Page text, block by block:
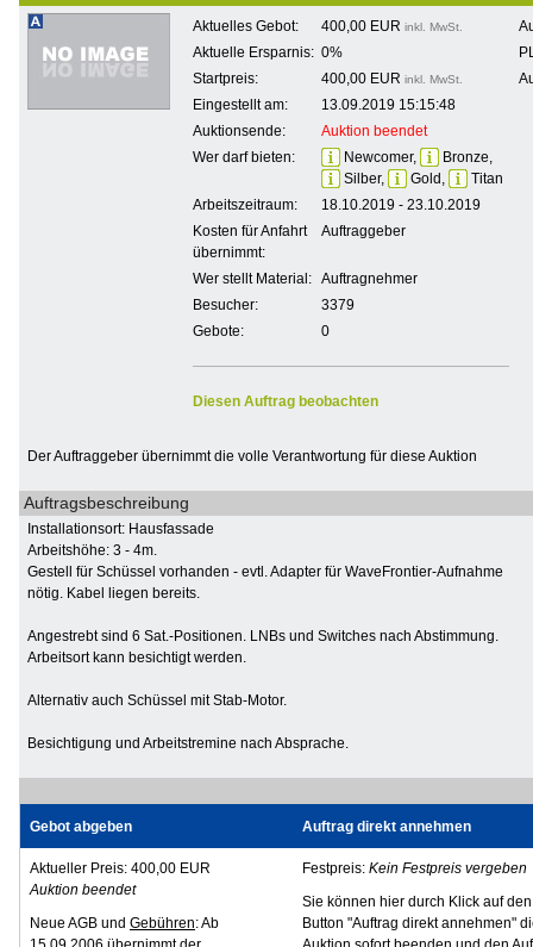
Aktuelles Gebot: 400,00 EUR inkl. MwSt.
Aktuelle Ersparnis: 0%
Startpreis:
400,00 EUR inkl. MwSt.
Eingestellt am:
13.09.2019 15:15:48
Auktionsende:
Auktion beendet
Wer darf bieten:
Newcomer,
Bronze,
Silber,
Gold,
Titan
Arbeitszeitraum:
18.10.2019 - 23.10.2019
Kosten für Anfahrt
übernimmt:
Auftraggeber
Wer stellt Material: Auftragnehmer
Besucher:
3379
Gebote:
0
Diesen Auftrag beobachten
Der Auftraggeber übernimmt die volle Verantwortung für diese Auktion
Auftragsbeschreibung
Installationsort: Hausfassade
Arbeitshöhe: 3 - 4m.
Gestell für Schüssel vorhanden - evtl. Adapter für WaveFrontier-Aufnahme
nötig. Kabel liegen bereits.
Angestrebt sind 6 Sat.-Positionen. LNBs und Switches nach Abstimmung.
Arbeitsort kann besichtigt werden.
Alternativ auch Schüssel mit Stab-Motor.
Besichtigung und Arbeitstremine nach Absprache.
Gebot abgeben Auftrag direkt annehmen
Aktueller Preis: 400,00 EUR
Auktion beendet
Neue AGB und Gebühren: Ab
Festpreis: Kein Festpreis vergeben
Sie können hier durch Klick auf den
Button "Auftrag direkt annehmen"